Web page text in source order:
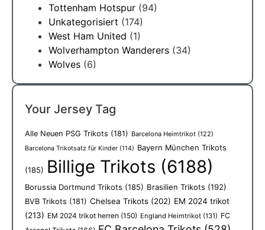
Tottenham Hotspur (94)
Unkategorisiert (174)
West Ham United (1)
Wolverhampton Wanderers (34)
Wolves (6)
Your Jersey Tag
Alle Neuen PSG Trikots (181) Barcelona Heimtrikot (122)
Barcelona Trikotsatz für Kinder (114) Bayern München Trikots
(185) Billige Trikots (6188)
Borussia Dortmund Trikots (185) Brasilien Trikots (192)
BVB Trikots (181) Chelsea Trikots (202) EM 2024 trikot
(213) EM 2024 trikot herren (150) England Heimtrikot (131) FC